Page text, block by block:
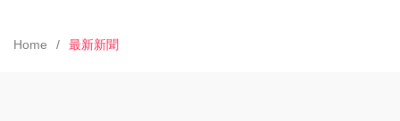
Home 最新新聞